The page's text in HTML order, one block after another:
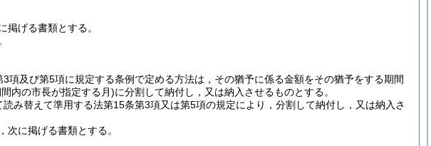
掲げる書類とする。
及び第5項に規定する条例で定める方法は，その猶予に係る金額をその猶予をする期間
内の市長が指定する月)に分割して納付し，又は納入させるものとする。
み替えて準用する法第15条第3項又は第5項の規定により，分割して納付し，又は納入さ
に掲げる書類とする。